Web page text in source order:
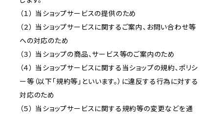
（１） 当ショップサービスの提供のため
（２） 当ショップサービスに関するご案内、お問い合わせ等
への対応のため
（３） 当ショップの商品、サービス等のご案内のため
（４） 当ショップサービスに関する当ショップの規約、ポリシ
ー等（以下「規約等」といいます。）に違反する行為に対する
対応のため
（５） 当ショップサービスに関する規約等の変更などを通